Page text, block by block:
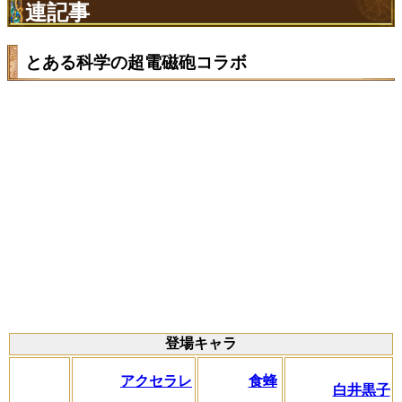
連記事
とある科学の超電磁砲コラボ
登場キャラ
アクセラレ 食蜂
白井黒子